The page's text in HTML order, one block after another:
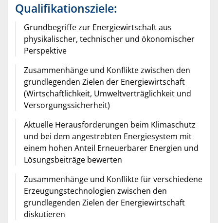
Qualifikationsziele:
Grundbegriffe zur Energiewirtschaft aus
physikalischer, technischer und ökonomischer
Perspektive
Zusammenhänge und Konflikte zwischen den
grundlegenden Zielen der Energiewirtschaft
(Wirtschaftlichkeit, Umweltverträglichkeit und
Versorgungssicherheit)
Aktuelle Herausforderungen beim Klimaschutz
und bei dem angestrebten Energiesystem mit
einem hohen Anteil Erneuerbarer Energien und
Lösungsbeiträge bewerten
Zusammenhänge und Konflikte fürverschiedene
Erzeugungstechnologien zwischen den
grundlegenden Zielen der Energiewirtschaft
diskutieren